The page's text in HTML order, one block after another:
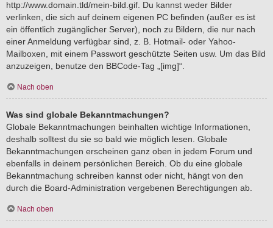
http://www.domain.tld/mein-bild.gif. Du kannst weder Bilder
verlinken, die sich auf deinem eigenen PC befinden (außer es ist
ein öffentlich zugänglicher Server), noch zu Bildern, die nur nach
einer Anmeldung verfügbar sind, z. B. Hotmail- oder Yahoo-
Mailboxen, mit einem Passwort geschützte Seiten usw. Um das Bild
anzuzeigen, benutze den BBCode-Tag „[img]“.
Nach oben
Was sind globale Bekanntmachungen?
Globale Bekanntmachungen beinhalten wichtige Informationen,
deshalb solltest du sie so bald wie möglich lesen. Globale
Bekanntmachungen erscheinen ganz oben in jedem Forum und
ebenfalls in deinem persönlichen Bereich. Ob du eine globale
Bekanntmachung schreiben kannst oder nicht, hängt von den
durch die Board-Administration vergebenen Berechtigungen ab.
Nach oben